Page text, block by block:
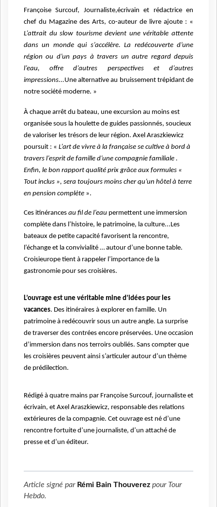
Françoise Surcouf, Journaliste,écrivainet rédactrice en
chef du Magazine des Arts, co-auteur de livre ajoute : «
L’attrait du slow tourismedevient une véritable attente
dans un monde qui s’accélère. La redécouverte d’une
région ou d’un pays à travers un autre regard depuis
l’eau,offred’autres perspectives et d’autres
impressions...Une alternative au bruissement trépidant de
notre société moderne. »
À chaque arrêt du bateau, une excursion au moins est
organisée sous la houlette de guides passionnés, soucieux
de valoriser les trésors de leur région. Axel Araszkiewicz
poursuit : « L’art de vivre à la française se cultive à bord à
travers l’esprit de famille d’une compagnie familiale .
Enfin, le bon rapport qualité prix grâce aux formules «
Tout inclus », sera toujours moins cher qu’un hôtel à terre
en pension complète ».
Ces itinérances au fil de l’eau permettent une immersion
complète dans l’histoire, le patrimoine, la culture...Les
bateaux de petite capacité favorisent la rencontre,
l’échange et la convivialité … autour d’une bonne table.
Croisieurope tient à rappeler l’importance de la
gastronomie pour ses croisières.
L’ouvrage est une véritable mine d’idées pour les
vacances. Des itinéraires à explorer en famille. Un
patrimoine à redécouvrir sous un autre angle. La surprise
de traverser des contrées encore préservées. Une occasion
d’immersion dans nos terroirs oubliés. Sans compter que
les croisières peuvent ainsi s’articuler autour d’un thème
de prédilection.
Rédigé à quatre mains par Françoise Surcouf, journaliste et
écrivain, et Axel Araszkiewicz, responsable des relations
extérieures de la compagnie. Cet ouvrage est né d’une
rencontre fortuite d’une journaliste, d’un attaché de
presse et d’un éditeur.
Article signé par Rémi Bain Thouverez pour Tour
Hebdo.